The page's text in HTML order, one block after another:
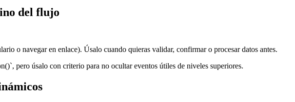
del flujo
o navegar en enlace). Úsalo cuando quieras validar, confirmar o procesar datos antes.
pero úsalo con criterio para no ocultar eventos útiles de niveles superiores.